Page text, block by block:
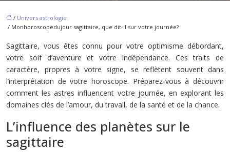
/ Univers astrologie
/ Monhoroscopedujour sagittaire, que dit-il sur votre journée?
Sagittaire, vous êtes connu pour votre optimisme débordant,
votre soif d’aventure et votre indépendance. Ces traits de
caractère, propres à votre signe, se reflètent souvent dans
l’interprétation de votre horoscope. Préparez-vous à découvrir
comment les astres influencent votre journée, en explorant les
domaines clés de l’amour, du travail, de la santé et de la chance.
L’influence des planètes sur le
sagittaire